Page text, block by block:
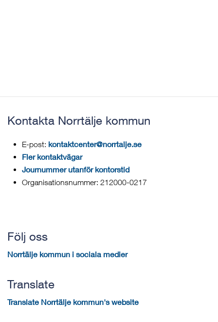
Kontakta Norrtälje kommun
E-post: kontaktcenter@norrtalje.se
Fler kontaktvägar
Journummer utanför kontorstid
Organisationsnummer: 212000-0217
Följ oss
Norrtälje kommun i sociala medier
Translate
Translate Norrtälje kommun's website